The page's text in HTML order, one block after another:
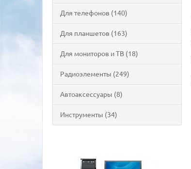
Для телефонов (140)
Для планшетов (163)
Для мониторов и ТВ (18)
Радиоэлементы (249)
Автоаксессуары (8)
Инструменты (34)